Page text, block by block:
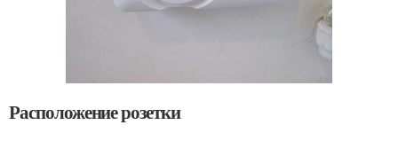
Расположение розетки